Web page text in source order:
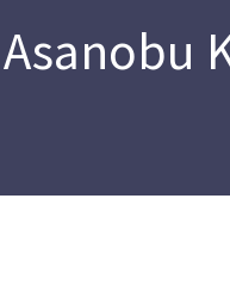
Asanobu